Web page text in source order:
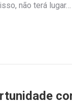
não terá lugar…